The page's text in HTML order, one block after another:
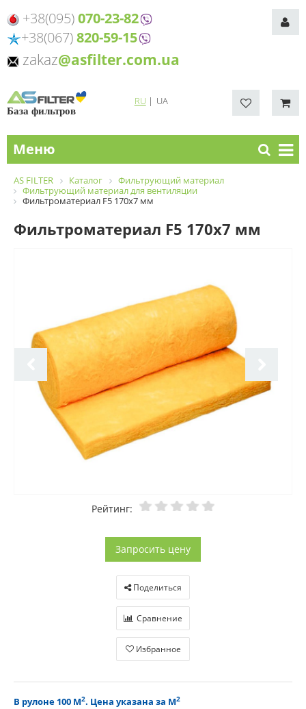
+38(095)070-23-82
+38(067)820-59-15
zakaz@asfilter.com.ua
База фильтров
RU| UA
Меню
AS FILTER Каталог
Фильтрующий материал
Фильтрующий материал для вентиляции
Фильтроматериал F5 170x7 мм
Фильтроматериал F5 170x7 мм
Рейтинг:
Запросить цену
Поделиться
Сравнение
Избранное
В рулоне 100 М2. Цена указана за М2